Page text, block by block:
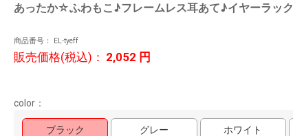
あったか☆ふわもこ♪フレームレス耳あて♪イヤーラッ
商品番号： EL-tyeff
販売価格(税込)： 2,052 円
color：
ブラック グレー ホワイト